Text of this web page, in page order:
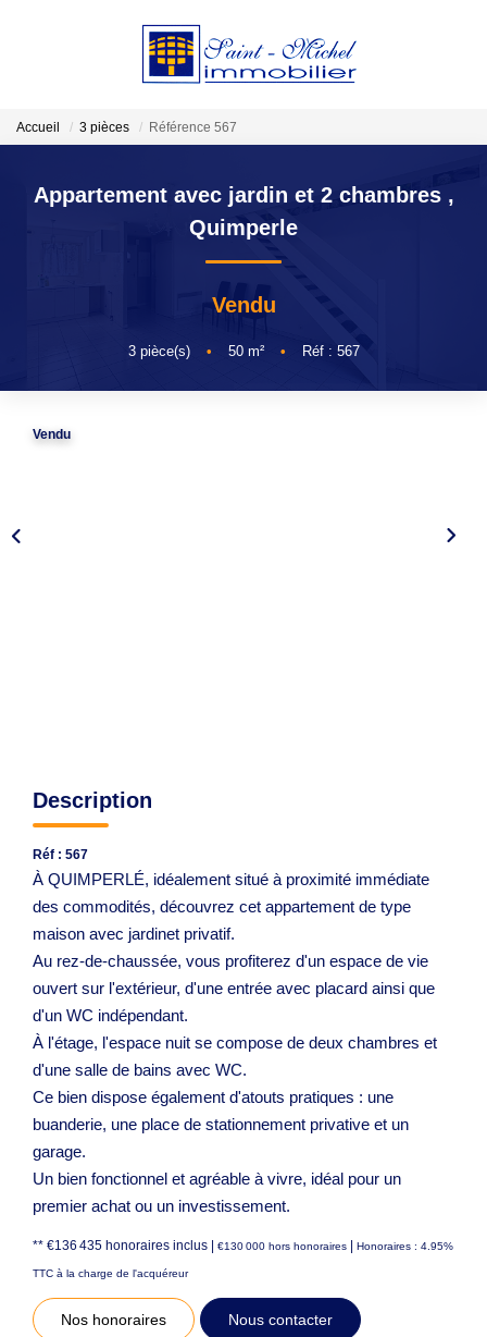
ESTIMATION
GESTION
Accueil 3 pièces Référence 567
Appartement avec jardin et 2 chambres ,
Quimperle
Vendu
3pièce(s) • 50m² • Réf : 567
Vendu
Description
Réf : 567
À QUIMPERLÉ, idéalement situé à proximité immédiate
des commodités, découvrez cet appartement de type
maison avec jardinet privatif.
Au rez-de-chaussée, vous profiterez d'un espace de vie
ouvert sur l'extérieur, d'une entrée avec placard ainsi que
d'un WC indépendant.
À l'étage, l'espace nuit se compose de deux chambres et
d'une salle de bains avec WC.
Ce bien dispose également d'atouts pratiques : une
buanderie, une place de stationnement privative et un
garage.
Un bien fonctionnel et agréable à vivre, idéal pour un
premier achat ou un investissement.
** €136 435 honoraires inclus | €130 000 hors honoraires | Honoraires : 4.95%
TTC à la charge de l'acquéreur
Nos honoraires Nous contacter